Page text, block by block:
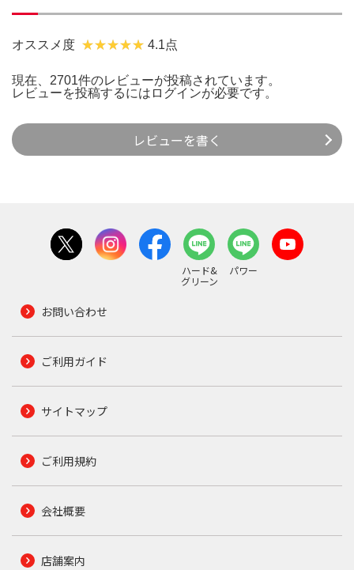
オススメ度 4.1点
現在、2701件のレビューが投稿されています。
レビューを投稿するには ログインが必要です。
レビューを書く
ハード&
グリーン
パワー
お問い合わせ
ご利用ガイド
サイトマップ
ご利用規約
会社概要
店舗案内